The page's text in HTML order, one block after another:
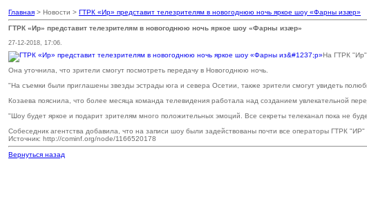
Главная > Новости > ГТРК «Ир» представит телезрителям в новогоднюю ночь яркое шоу «Фарны изӕр»
ГТРК «Ир» представит телезрителям в новогоднюю ночь яркое шоу «Фарны изӕр»
27-12-2018, 17:06.
На ГТРК "Ир"
Она уточнила, что зрители смогут посмотреть передачу в Новогоднюю ночь.
"На съемки были приглашены звезды эстрады юга и севера Осетии, также зрители смогут увидеть
Козаева пояснила, что более месяца команда телевидения работала над созданием увлекательной
"Шоу будет яркое и подарит зрителям много положительных эмоций. Все секреты телеканал пока не
Собеседник агентства добавила, что на записи шоу были задействованы почти все операторы ГТРК
Источник: http://cominf.org/node/1166520178
Вернуться назад